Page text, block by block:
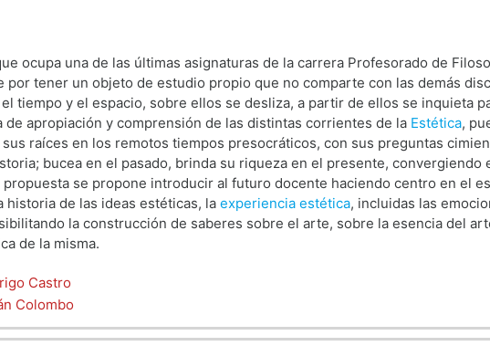
ocupa una de las últimas asignaturas de la carrera Profesorado de
por tener un objeto de estudio propio que no comparte con las demás
tiempo y el espacio, sobre ellos se desliza, a partir de ellos se inquieta
de apropiación y comprensión de las distintas corrientes de la Estética,
raíces en los remotos tiempos presocráticos, con sus preguntas
bucea en el pasado, brinda su riqueza en el presente, convergiendo
se propone introducir al futuro docente haciendo centro en el
de las ideas estéticas, la experiencia estética, incluidas las
la construcción de saberes sobre el arte, sobre la esencia del
de la misma.
Castro
Colombo